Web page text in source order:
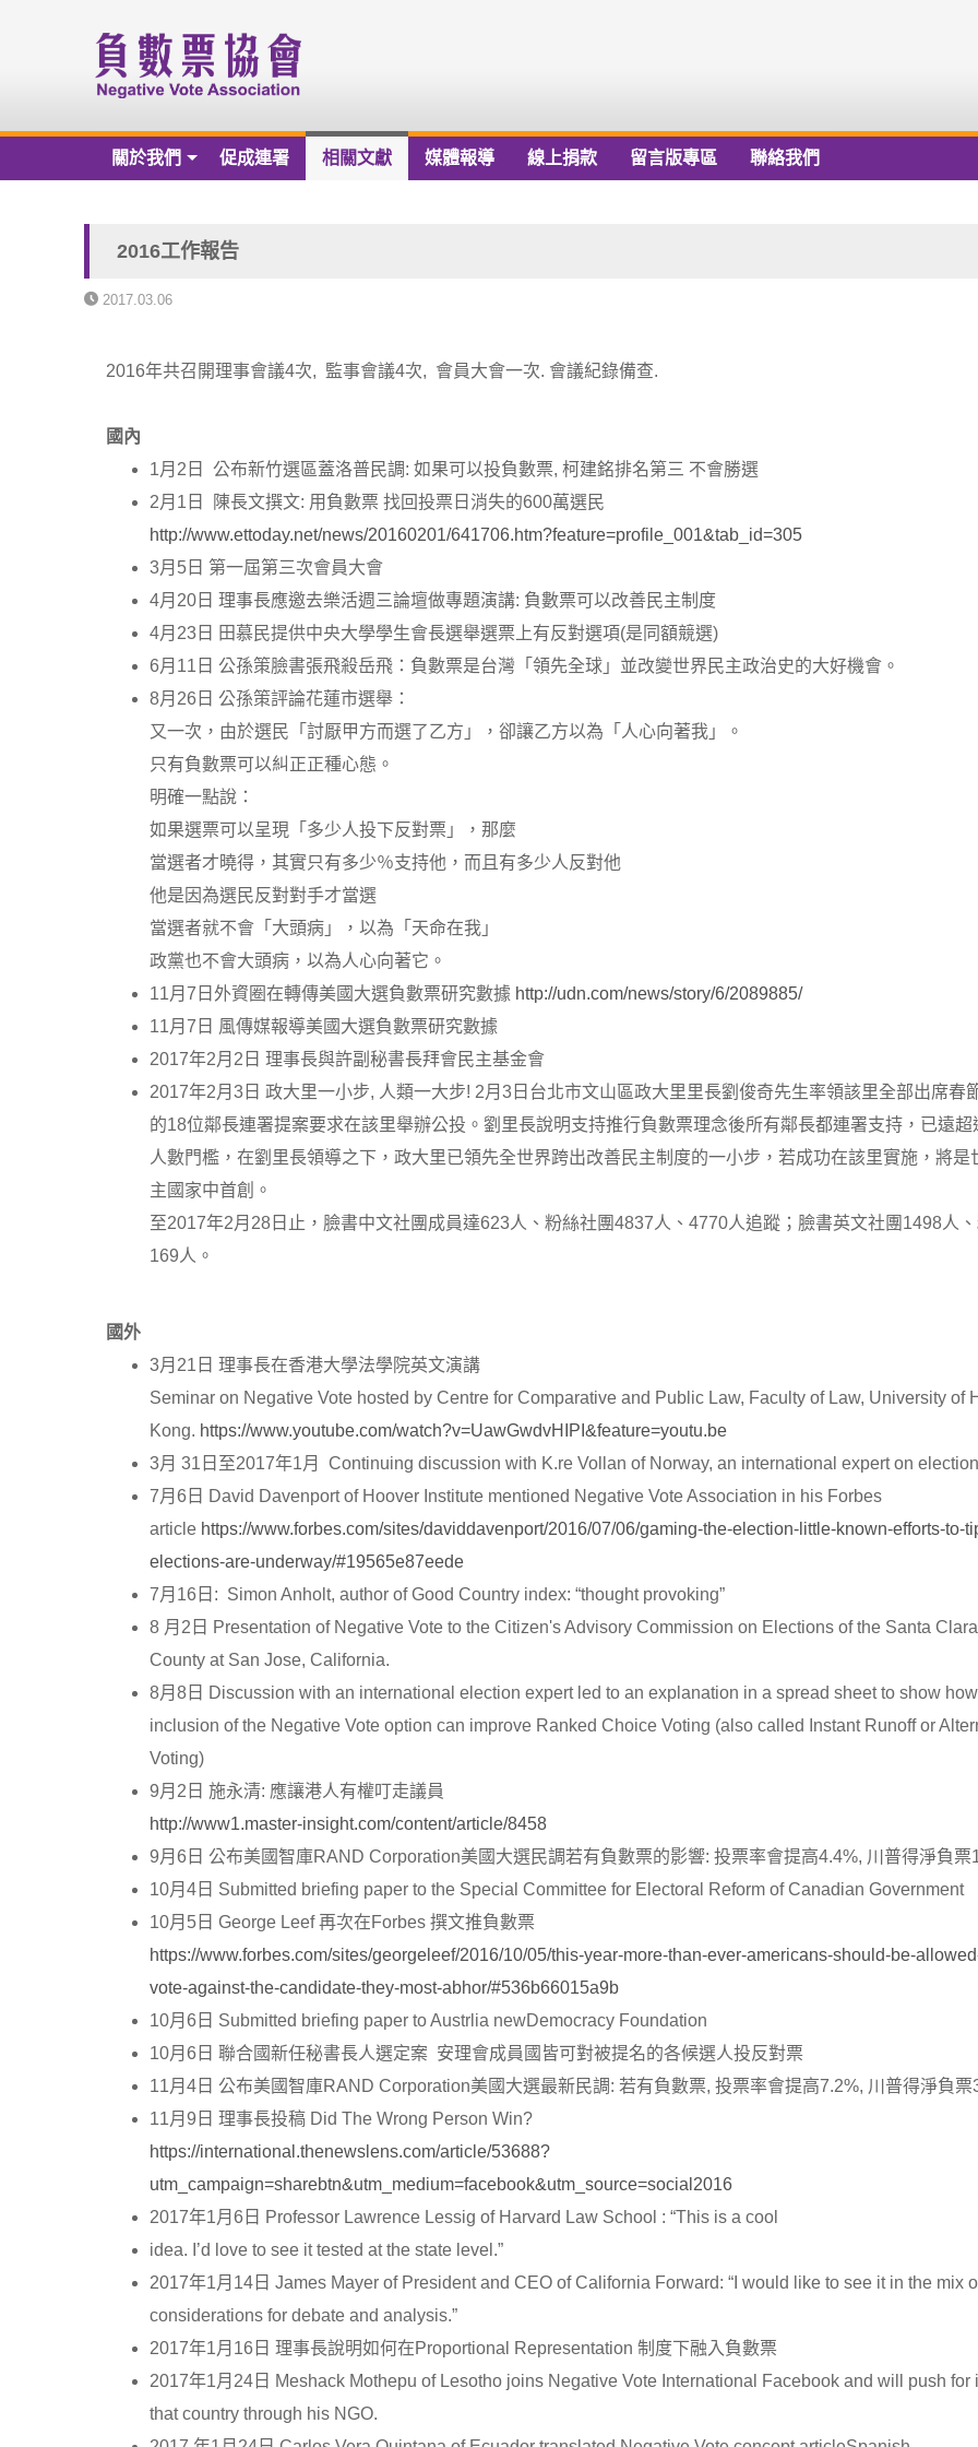
關於我們
負數票協會章程草案
負數票協會會員名冊
歷年捐款芳名錄
財務報告
促成連署 相關文獻 媒體報導 線上捐款 留言版專區 聯絡我們
2016工作報告
2017.03.06
2016年共召開理事會議4次, 監事會議4次, 會員大會一次. 會議紀錄備查.
國內
1月2日 公布新竹選區蓋洛普民調: 如果可以投負數票, 柯建銘排名第三 不會勝選
2月1日 陳長文撰文: 用負數票 找回投票日消失的600萬選民
http://www.ettoday.net/news/20160201/641706.htm?feature=profile_001&tab_id=305
3月5日 第一屆第三次會員大會
4月20日 理事長應邀去樂活週三論壇做專題演講: 負數票可以改善民主制度
4月23日 田慕民提供中央大學學生會長選舉選票上有反對選項(是同額競選)
6月11日 公孫策臉書張飛殺岳飛：負數票是台灣「領先全球」並改變世界民主政治史的大好機會。
8月26日 公孫策評論花蓮市選舉：
又一次，由於選民「討厭甲方而選了乙方」，卻讓乙方以為「人心向著我」。
只有負數票可以糾正正種心態。
明確一點說：
如果選票可以呈現「多少人投下反對票」，那麼
當選者才曉得，其實只有多少％支持他，而且有多少人反對他
他是因為選民反對對手才當選
當選者就不會「大頭病」，以為「天命在我」
政黨也不會大頭病，以為人心向著它。
11月7日外資圈在轉傳美國大選負數票研究數據 http://udn.com/news/story/6/2089885/
11月7日 風傳媒報導美國大選負數票研究數據
2017年2月2日 理事長與許副秘書長拜會民主基金會
2017年2月3日 政大里一小步, 人類一大步! 2月3日台北市文山區政大里里長劉俊奇先生率領該里全部出席春
的18位鄰長連署提案要求在該里舉辦公投。劉里長說明支持推行負數票理念後所有鄰長都連署支持，已遠超
人數門檻，在劉里長領導之下，政大里已領先全世界跨出改善民主制度的一小步，若成功在該里實施，將是
主國家中首創。
至2017年2月28日止，臉書中文社團成員達623人、粉絲社團4837人、4770人追蹤；臉書英文社團1498人、
169人。
國外
3月21日 理事長在香港大學法學院英文演講
Seminar on Negative Vote hosted by Centre for Comparative and Public Law, Faculty of Law, University of
Kong. https://www.youtube.com/watch?v=UawGwdvHIPI&feature=youtu.be
3月 31日至2017年1月 Continuing discussion with K.re Vollan of Norway, an international expert on
7月6日 David Davenport of Hoover Institute mentioned Negative Vote Association in his Forbes
article https://www.forbes.com/sites/daviddavenport/2016/07/06/gaming-the-election-little-known-efforts-to-
elections-are-underway/#19565e87eede
7月16日: Simon Anholt, author of Good Country index: “thought provoking”
8 月2日 Presentation of Negative Vote to the Citizen's Advisory Commission on Elections of the Santa Clara
County at San Jose, California.
8月8日 Discussion with an international election expert led to an explanation in a spread sheet to show how
inclusion of the Negative Vote option can improve Ranked Choice Voting (also called Instant Runoff or
Voting)
9月2日 施永清: 應讓港人有權叮走議員
http://www1.master-insight.com/content/article/8458
9月6日 公布美國智庫RAND Corporation美國大選民調若有負數票的影響: 投票率會提高4.4%, 川普得淨負票
10月4日 Submitted briefing paper to the Special Committee for Electoral Reform of Canadian Government
10月5日 George Leef 再次在Forbes 撰文推負數票
https://www.forbes.com/sites/georgeleef/2016/10/05/this-year-more-than-ever-americans-should-be-
vote-against-the-candidate-they-most-abhor/#536b66015a9b
10月6日 Submitted briefing paper to Austrlia newDemocracy Foundation
10月6日 聯合國新任秘書長人選定案 安理會成員國皆可對被提名的各候選人投反對票
11月4日 公布美國智庫RAND Corporation美國大選最新民調: 若有負數票, 投票率會提高7.2%, 川普得淨負票
11月9日 理事長投稿 Did The Wrong Person Win?
https://international.thenewslens.com/article/53688?
utm_campaign=sharebtn&utm_medium=facebook&utm_source=social2016
2017年1月6日 Professor Lawrence Lessig of Harvard Law School : “This is a cool
idea. I’d love to see it tested at the state level.”
2017年1月14日 James Mayer of President and CEO of California Forward: “I would like to see it in the mix
considerations for debate and analysis.”
2017年1月16日 理事長說明如何在Proportional Representation 制度下融入負數票
2017年1月24日 Meshack Mothepu of Lesotho joins Negative Vote International Facebook and will push for
that country through his NGO.